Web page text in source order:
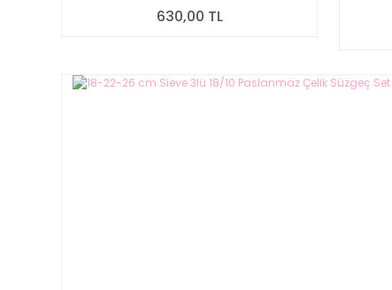
630,00 TL